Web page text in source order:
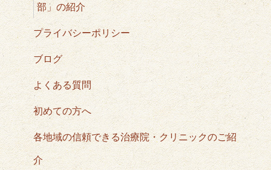
部」の紹介
プライバシーポリシー
ブログ
よくある質問
初めての方へ
各地域の信頼できる治療院・クリニックのご紹
介